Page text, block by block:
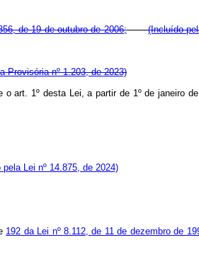
de 19 de outubro de 2006;
(Incluído
Provisória nº 1.203, de 2023)
art. 1º desta Lei, a partir de 1º de janeiro
Lei nº 14.875, de 2024)
192 da Lei nº 8.112, de 11 de dezembro de